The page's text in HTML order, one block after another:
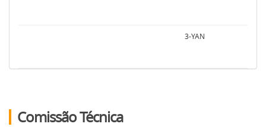
3-YAN
Comissão Técnica